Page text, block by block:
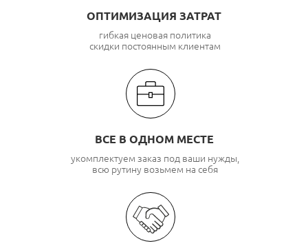
ОПТИМИЗАЦИЯ ЗАТРАТ
гибкая ценовая политика
скидки постоянным клиентам
ВСЕ В ОДНОМ МЕСТЕ
укомплектуем заказ под ваши нужды,
всю рутину возьмем на себя